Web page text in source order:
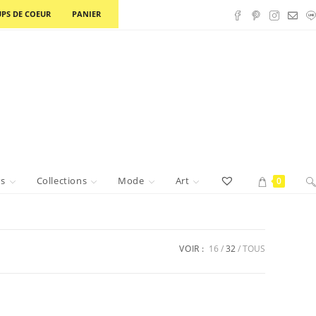
DE COEUR PANIER
Collections Mode Art 0
VOIR : 16 32 TOUS